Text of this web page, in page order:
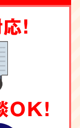
！
OK！